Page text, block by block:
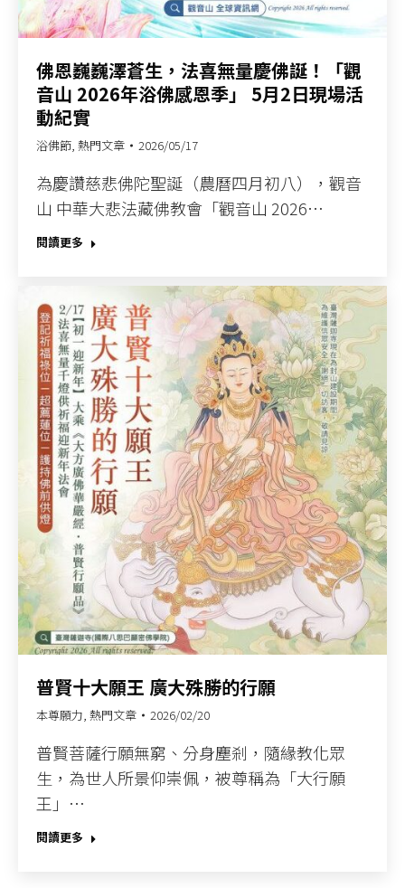
佛恩巍巍澤蒼生，法喜無量慶佛誕！「觀
音山 2026年浴佛感恩季」 5月2日現場活
動紀實
浴佛節, 熱門文章 2026/05/17
為慶讚慈悲佛陀聖誕（農曆四月初八），觀音
山 中華大悲法藏佛教會「觀音山 2026…
閱讀更多
普賢十大願王 廣大殊勝的行願​
本尊願力, 熱門文章 2026/02/20
普賢菩薩行願無窮、分身塵剎，隨緣教化眾
生，為世人所景仰崇佩，被尊稱為「大行願
王」…
閱讀更多